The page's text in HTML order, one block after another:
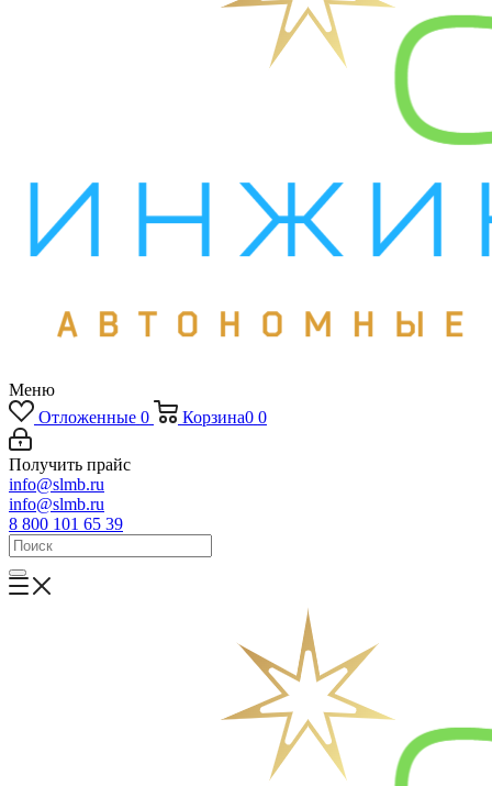
Меню
Отложенные 0 Корзина0 0
Получить прайс
info@slmb.ru
info@slmb.ru
8 800 101 65 39